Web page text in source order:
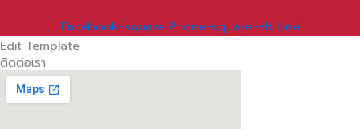
Facebook-square Phone-square-alt Line
Edit Template
ติดต่อเรา